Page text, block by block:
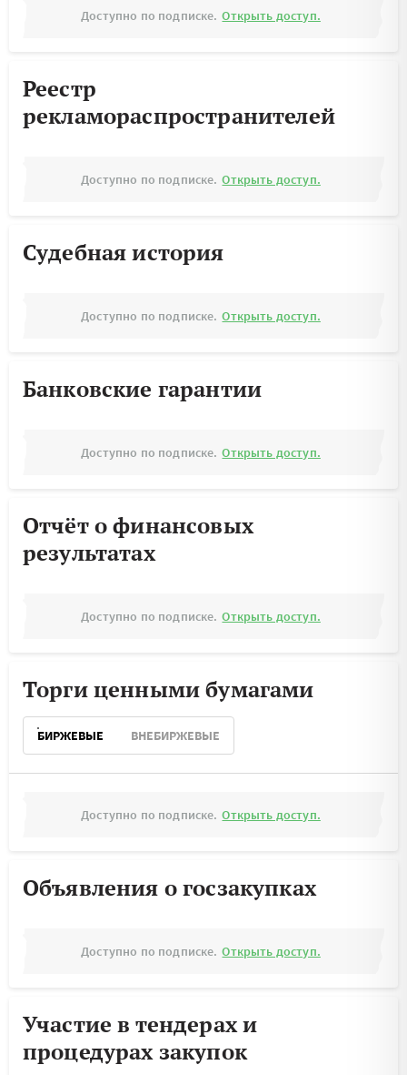
Доступно по подписке. Открыть доступ.
Реестр
рекламораспространителей
Доступно по подписке. Открыть доступ.
Судебная история
Доступно по подписке. Открыть доступ.
Банковские гарантии
Доступно по подписке. Открыть доступ.
Отчёт о финансовых
результатах
Доступно по подписке. Открыть доступ.
Торги ценными бумагами
БИРЖЕВЫЕ ВНЕБИРЖЕВЫЕ
Доступно по подписке. Открыть доступ.
Объявления о госзакупках
Доступно по подписке. Открыть доступ.
Участие в тендерах и
процедурах закупок